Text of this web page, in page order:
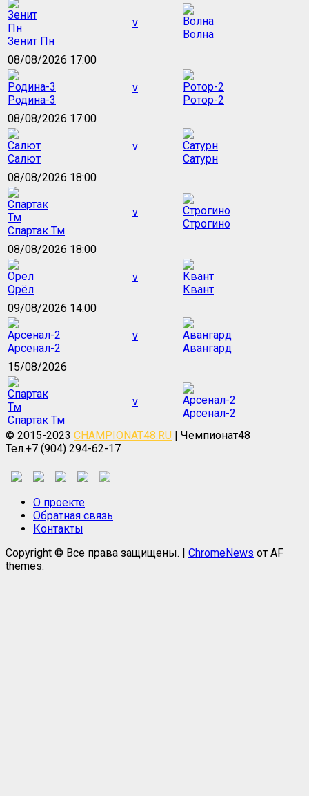
Зенит Пн
v
Волна
08/08/2026 17:00
Родина-3
v
Ротор-2
08/08/2026 17:00
Салют
v
Сатурн
08/08/2026 18:00
Спартак Тм
v
Строгино
08/08/2026 18:00
Орёл
v
Квант
09/08/2026 14:00
Арсенал-2
v
Авангард
15/08/2026
Спартак Тм
v
Арсенал-2
© 2015-2023 CHAMPIONAT48.RU | Чемпионат48
Тел.+7 (904) 294-62-17
О проекте
Обратная связь
Контакты
Copyright © Все права защищены. | ChromeNews от AF
themes.